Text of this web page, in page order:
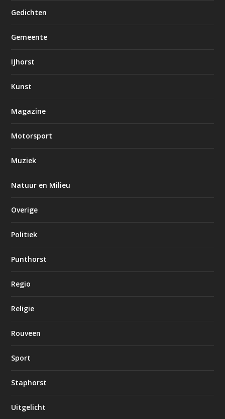
Gedichten
Gemeente
IJhorst
Kunst
Magazine
Motorsport
Muziek
Natuur en Milieu
Overige
Politiek
Punthorst
Regio
Religie
Rouveen
Sport
Staphorst
Uitgelicht